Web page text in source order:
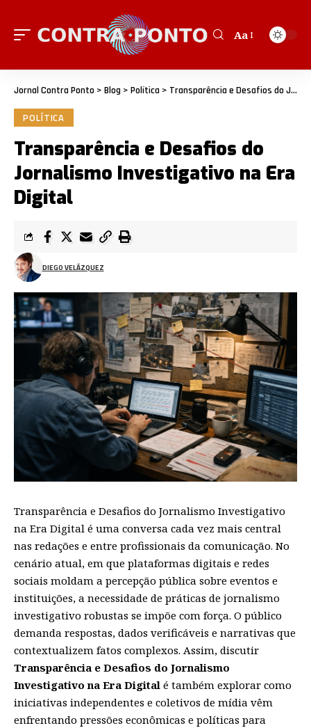
Aa
Jornal Contra Ponto > Blog > Política > Transparência e Desafios do Jornalismo Investigativo na Era Digital
POLÍTICA
Transparência e Desafios do
Jornalismo Investigativo na Era
Digital
DIEGO VELÁZQUEZ
Transparência e Desafios do Jornalismo Investigativo
na Era Digital é uma conversa cada vez mais central
nas redações e entre profissionais da comunicação. No
cenário atual, em que plataformas digitais e redes
sociais moldam a percepção pública sobre eventos e
instituições, a necessidade de práticas de jornalismo
investigativo robustas se impõe com força. O público
demanda respostas, dados verificáveis e narrativas que
contextualizem fatos complexos. Assim, discutir
Transparência e Desafios do Jornalismo
Investigativo na Era Digital é também explorar como
iniciativas independentes e coletivos de mídia vêm
enfrentando pressões econômicas e políticas para